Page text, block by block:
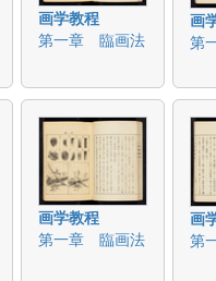
画学教程
第一章 臨画法
画
第
画学教程
第一章 臨画法
画
第